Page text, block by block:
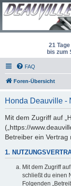
21
bis zum
FAQ
Foren-Übersicht
Honda Deauville -
Mit dem Zugriff auf
(„https://
Betreiber ein
1.
Mit dem Zugriff
schließt du einen
Folgenden